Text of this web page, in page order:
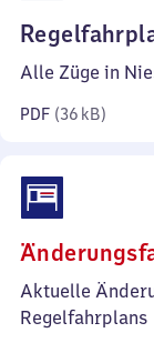
Alle Züge in
PDF (36 kB)
Aktuelle
Regelfahrplans